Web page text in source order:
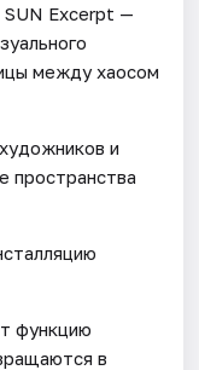
SUN Excerpt —
между хаосом
и
пространства
функцию
в